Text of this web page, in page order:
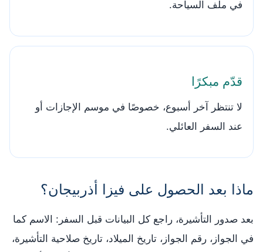
في ملف السياحة.
قدّم مبكرًا
لا تنتظر آخر أسبوع، خصوصًا في موسم الإجازات أو
عند السفر العائلي.
ماذا بعد الحصول على فيزا أذربيجان؟
بعد صدور التأشيرة، راجع كل البيانات قبل السفر: الاسم كما
في الجواز، رقم الجواز، تاريخ الميلاد، تاريخ صلاحية التأشيرة،